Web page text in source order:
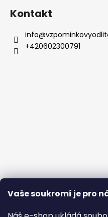
Vaše soukromí je pro
Kontakt
info@
+420602300791